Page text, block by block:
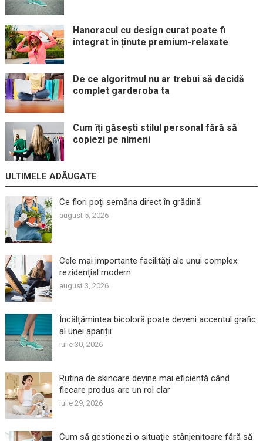
Hanoracul cu design curat poate fi
integrat în ținute premium-relaxate
De ce algoritmul nu ar trebui să decidă
complet garderoba ta
Cum îți găsești stilul personal fără să
copiezi pe nimeni
ULTIMELE ADĂUGATE
Ce flori poți semăna direct în grădină
august 5, 2026
Cele mai importante facilități ale unui complex
rezidențial modern
august 3, 2026
Încălțămintea bicoloră poate deveni accentul grafic
al unei apariții
iulie 30, 2026
Rutina de skincare devine mai eficientă când
fiecare produs are un rol clar
iulie 29, 2026
Cum să gestionezi o situație stânjenitoare fără să